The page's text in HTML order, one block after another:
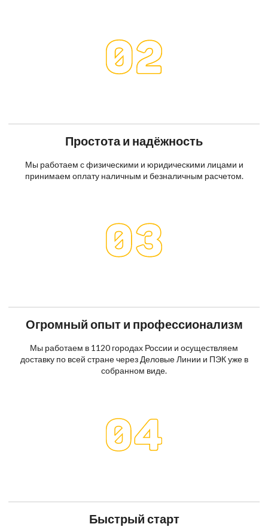
Простота и надёжность
Мы работаем с физическими и юридическими лицами и
принимаем оплату наличным и безналичным расчетом.
Огромный опыт и профессионализм
Мы работаем в 1120 городах России и осуществляем
доставку по всей стране через Деловые Линии и ПЭК уже в
собранном виде.
Быстрый старт